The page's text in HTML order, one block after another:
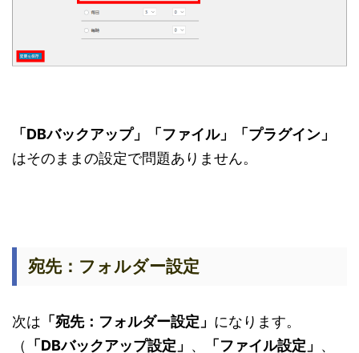
「DBバックアップ」「ファイル」「プラグイン」
はそのままの設定で問題ありません。
宛先：フォルダー設定
次は 「宛先：フォルダー設定」 になります。
（
「DBバックアップ設定」 、 「ファイル設定」 、